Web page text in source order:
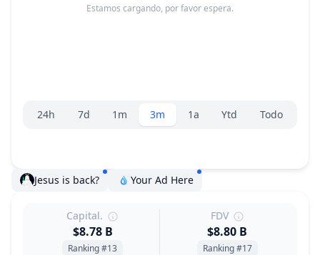
Estamos cargando, por favor espera.
Selector de rango
24h 7d 1m 3m 1a Ytd Todo
Jesus is back? Your Ad Here
Capital.
$8.78 B
Ranking #13
FDV
$8.80 B
Ranking #17